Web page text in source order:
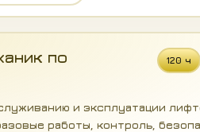
по
120 ч
и эксплуатации
работы, контроль,